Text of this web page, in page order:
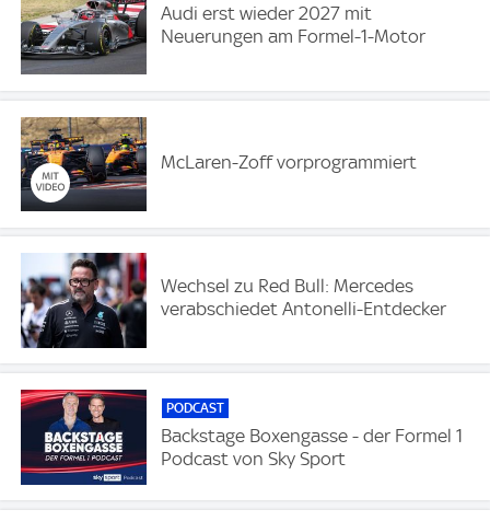
Audi erst wieder 2027 mit
Neuerungen am Formel-1-Motor
McLaren-Zoff vorprogrammiert
Wechsel zu Red Bull: Mercedes
verabschiedet Antonelli-Entdecker
PODCAST
Backstage Boxengasse - der Formel 1
Podcast von Sky Sport